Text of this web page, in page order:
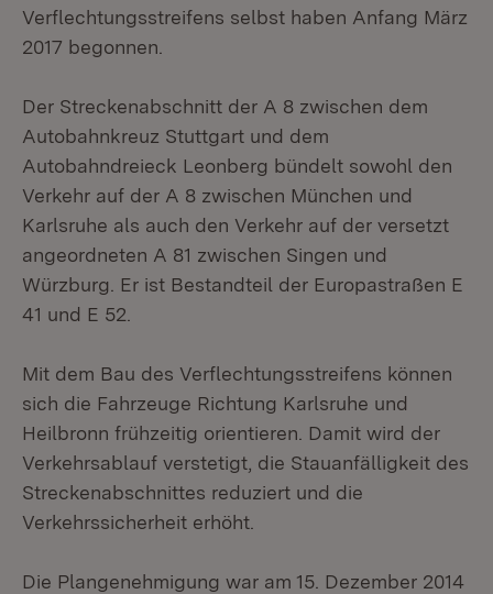
Verflechtungsstreifens selbst haben Anfang März
2017 begonnen.
Der Streckenabschnitt der A 8 zwischen dem
Autobahnkreuz Stuttgart und dem
Autobahndreieck Leonberg bündelt sowohl den
Verkehr auf der A 8 zwischen München und
Karlsruhe als auch den Verkehr auf der versetzt
angeordneten A 81 zwischen Singen und
Würzburg. Er ist Bestandteil der Europastraßen E
41 und E 52.
Mit dem Bau des Verflechtungsstreifens können
sich die Fahrzeuge Richtung Karlsruhe und
Heilbronn frühzeitig orientieren. Damit wird der
Verkehrsablauf verstetigt, die Stauanfälligkeit des
Streckenabschnittes reduziert und die
Verkehrssicherheit erhöht.
Die Plangenehmigung war am 15. Dezember 2014